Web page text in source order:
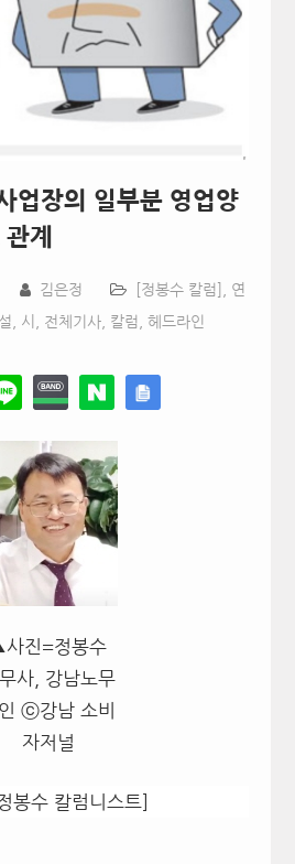
업장의 일부분 영업양
계
김은정 [정봉수 칼럼] 연
, 시 전체기사, 칼럼 헤드라인
진=정봉수
사, 강남노무
ⓒ강남 소비
자저널
봉수 칼럼니스트]